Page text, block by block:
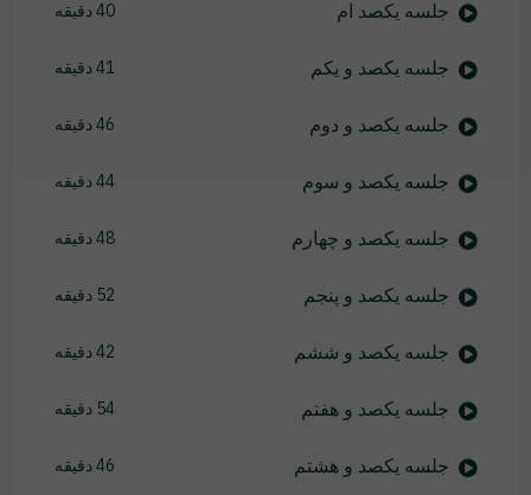
جلسه یکصد ام 40 دقیقه
جلسه یکصد و یکم 41 دقیقه
جلسه یکصد و دوم 46 دقیقه
جلسه یکصد و سوم 44 دقیقه
جلسه یکصد و چهارم 48 دقیقه
جلسه یکصد و پنجم 52 دقیقه
جلسه یکصد و ششم 42 دقیقه
جلسه یکصد و هفتم 54 دقیقه
جلسه یکصد و هشتم 46 دقیقه